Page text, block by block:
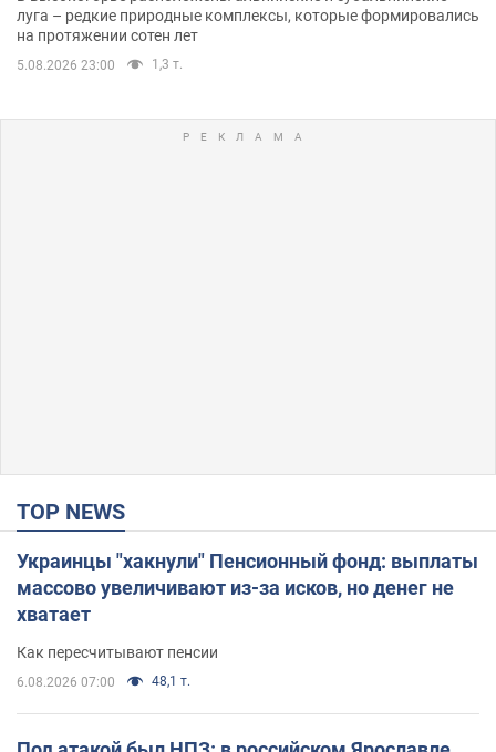
луга – редкие природные комплексы, которые формировались
на протяжении сотен лет
5.08.2026 23:00 1,3 т.
TOP NEWS
Украинцы "хакнули" Пенсионный фонд: выплаты
массово увеличивают из-за исков, но денег не
хватает
Как пересчитывают пенсии
6.08.2026 07:00 48,1 т.